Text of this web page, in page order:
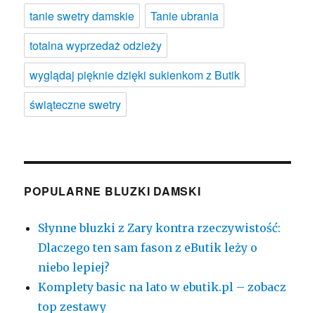
tanie swetry damskie
Tanie ubrania
totalna wyprzedaż odzieży
wyglądaj pięknie dzięki sukienkom z Butik
świąteczne swetry
POPULARNE BLUZKI DAMSKI
Słynne bluzki z Zary kontra rzeczywistość:
Dlaczego ten sam fason z eButik leży o
niebo lepiej?
Komplety basic na lato w ebutik.pl – zobacz
top zestawy